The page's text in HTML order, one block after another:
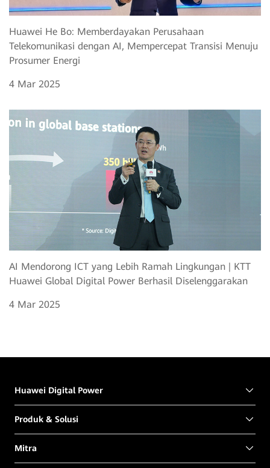
Huawei He Bo: Memberdayakan Perusahaan
Telekomunikasi dengan AI, Mempercepat Transisi Menuju
Prosumer Energi
4 Mar 2025
AI Mendorong ICT yang Lebih Ramah Lingkungan | KTT
Huawei Global Digital Power Berhasil Diselenggarakan
4 Mar 2025
Huawei Digital Power
Produk & Solusi
Mitra